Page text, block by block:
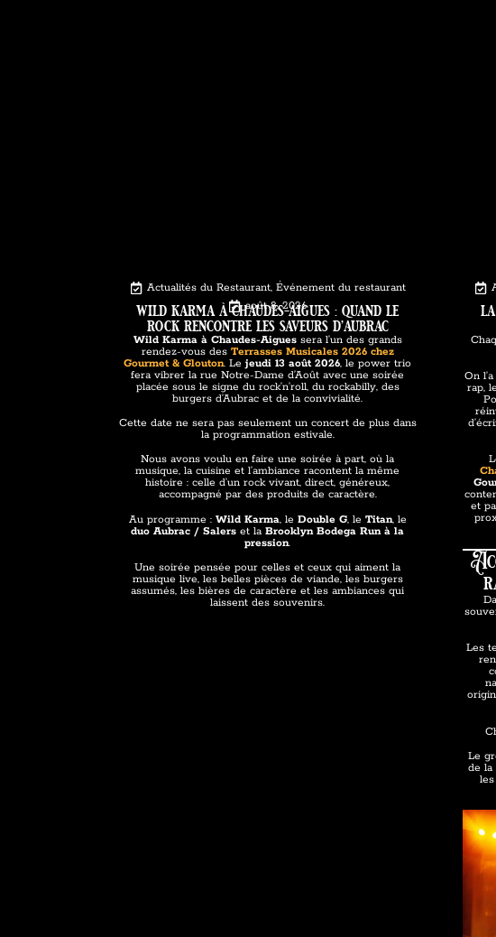
Actualités du Restaurant, Événement du restaurant
août 8, 2026
wild karma à chaudes-aigues : quand le
rock rencontre les saveurs d’aubrac
Wild Karma à Chaudes-Aiguessera l’un des grands
rendez-vous des Terrasses Musicales 2026 chez
Gourmet & Glouton. Lejeudi 13 août 2026, le power trio
fera vibrer la rue Notre-Dame d’Août avec une soirée
placée sous le signe du rock’n’roll, du rockabilly, des
burgers d’Aubrac et de la convivialité.
Cette date ne sera pas seulement un concert de plus dans
la programmation estivale.
Nous avons voulu en faire une soirée à part, où la
musique, la cuisine et l’ambiance racontent la même
histoire : celle d’un rock vivant, direct, généreux,
accompagné par des produits de caractère.
Au programme : Wild Karma, le Double G, le Titan, le
duo Aubrac / Salers et laBrooklyn Bodega Run à la
pression.
Une soirée pensée pour celles et ceux qui aiment la
musique live, les belles pièces de viande, les burgers
assumés, les bières de caractère et les ambiances qui
laissent des souvenirs.
On
rap,
et
Les
Le
de la